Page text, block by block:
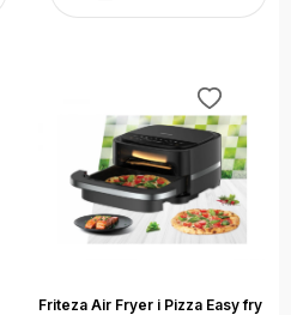
Friteza Air Fryer i Pizza Easy fry